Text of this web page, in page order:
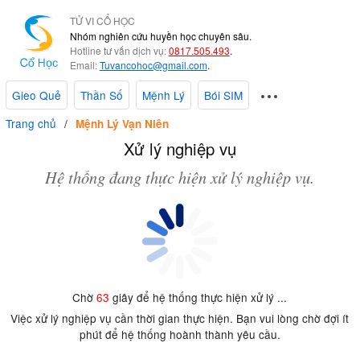
TỬ VI CỔ HỌC
Nhóm nghiên cứu huyền học chuyên sâu.
Hotline tư vấn dịch vụ:0817.505.493.
Email:Tuvancohoc@gmail.com.
Gieo Quẻ Thần Số Mệnh Lý
Bói SIM
Trang chủ
Mệnh Lý Vạn Niên
Xử lý nghiệp vụ
Hệ thống đang thực hiện xử lý nghiệp vụ.
Chờ63 giây để hệ thống thực hiện xử lý ...
Việc xử lý nghiệp vụ cần thời gian thực hiện. Bạn vui lòng chờ đợi ít
phút để hệ thống hoành thành yêu cầu.